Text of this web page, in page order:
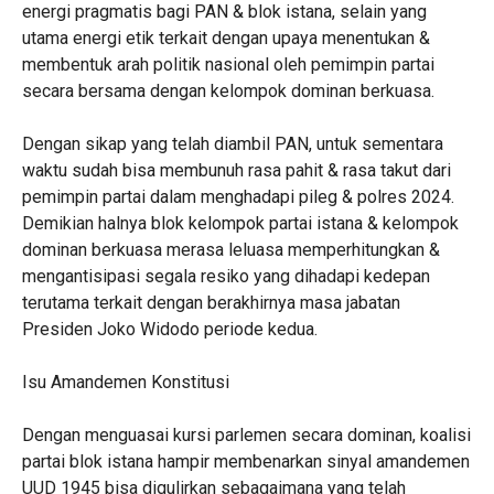
energi pragmatis bagi PAN & blok istana, selain yang
utama energi etik terkait dengan upaya menentukan &
membentuk arah politik nasional oleh pemimpin partai
secara bersama dengan kelompok dominan berkuasa.
Dengan sikap yang telah diambil PAN, untuk sementara
waktu sudah bisa membunuh rasa pahit & rasa takut dari
pemimpin partai dalam menghadapi pileg & polres 2024.
Demikian halnya blok kelompok partai istana & kelompok
dominan berkuasa merasa leluasa memperhitungkan &
mengantisipasi segala resiko yang dihadapi kedepan
terutama terkait dengan berakhirnya masa jabatan
Presiden Joko Widodo periode kedua.
Isu Amandemen Konstitusi
Dengan menguasai kursi parlemen secara dominan, koalisi
partai blok istana hampir membenarkan sinyal amandemen
UUD 1945 bisa digulirkan sebagaimana yang telah